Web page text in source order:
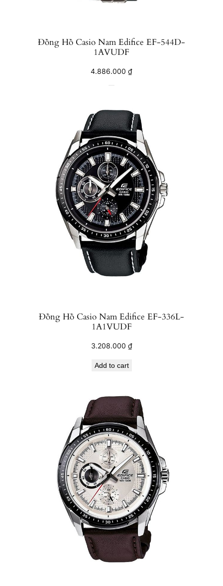
Đồng Hồ Casio Nam Edifice EF-544D-
1AVUDF
4.886.000 ₫
Đồng Hồ Casio Nam Edifice EF-336L-
1A1VUDF
3.208.000 ₫
Add to cart